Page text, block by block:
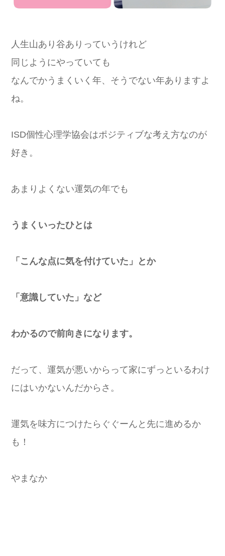
人生山あり谷ありっていうけれど
同じようにやっていても
なんでかうまくいく年、そうでない年ありますよ
ね。
ISD個性心理学協会はポジティブな考え方なのが
好き。
あまりよくない運気の年でも
うまくいったひとは
「こんな点に気を付けていた」とか
「意識していた」など
わかるので前向きになります。
だって、運気が悪いからって家にずっといるわけ
にはいかないんだからさ。
運気を味方につけたらぐぐーんと先に進めるか
も！
やまなか